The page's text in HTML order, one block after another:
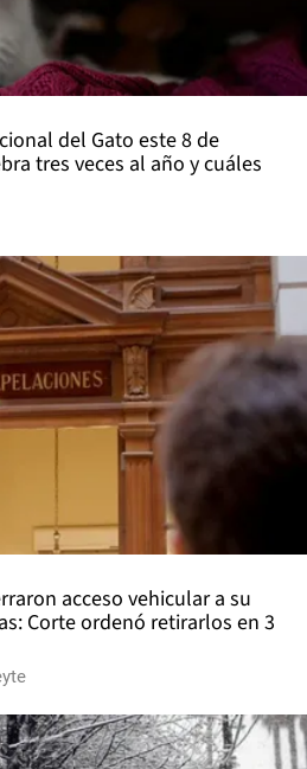
del Gato este 8 de
tres veces al año y cuáles
acceso vehicular a su
Corte ordenó retirarlos en 3